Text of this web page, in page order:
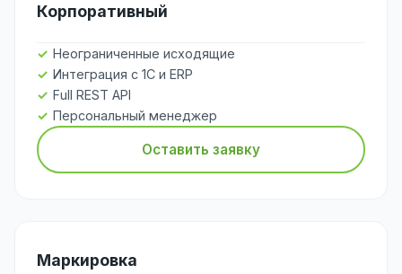
Корпоративный
Неограниченные исходящие
Интеграция с 1С и ERP
Full REST API
Персональный менеджер
Оставить заявку
Маркировка